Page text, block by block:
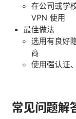
在公司或学
VPN 使用
最佳做法
选用有良好
商
使用强认证
常见问题解